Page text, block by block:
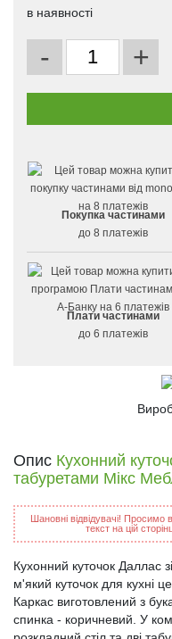
в наявності
- +
Покупка частинами
до 8 платежів
Плати частинами
до 6 платежів
Опис Кухонний
табуретами Мікс
Шановні відвідувачі! Просимо
текст на цій
Кухонний куточок Даллас
м'який куточок для кухні
Каркас виготовлений з
спинка - коричневий. У